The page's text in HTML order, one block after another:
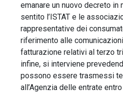
emanare un nuovo decreto in
sentito l’ISTAT e le
rappresentative dei
riferimento alle
fatturazione relativi al terzo
infine, si interviene
possono essere trasmessi
all’Agenzia delle entrate